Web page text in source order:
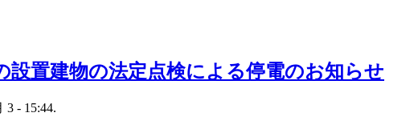
設置建物の法定点検による停電のお知らせ
3 - 15:44.